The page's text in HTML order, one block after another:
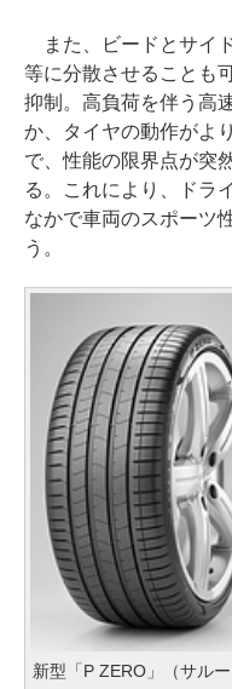
また、ビードとサイ
等に分散させることも
抑制。高負荷を伴う高
か、タイヤの動作がよ
で、性能の限界点が突
る。これにより、ドラ
なかで車両のスポーツ
う。
新型「P ZERO」（サル